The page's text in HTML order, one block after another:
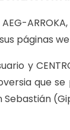
AEG-
páginas
y
que se
Sebastián